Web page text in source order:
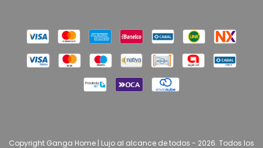
Copyright Ganga Home | Lujo al alcance de todos - 2026. Todos los